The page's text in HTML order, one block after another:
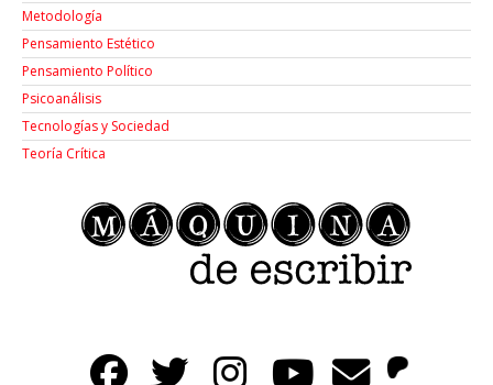
Metodología
Pensamiento Estético
Pensamiento Político
Psicoanálisis
Tecnologías y Sociedad
Teoría Crítica